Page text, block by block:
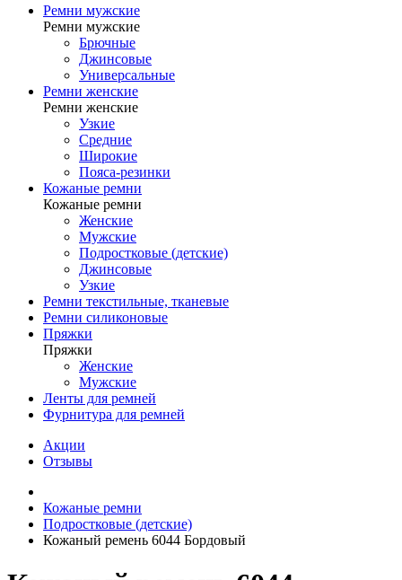
Ремни мужские
Ремни мужские
Брючные
Джинсовые
Универсальные
Ремни женские
Ремни женские
Узкие
Средние
Широкие
Пояса-резинки
Кожаные ремни
Кожаные ремни
Женские
Мужские
Подростковые (детские)
Джинсовые
Узкие
Ремни текстильные, тканевые
Ремни силиконовые
Пряжки
Пряжки
Женские
Мужские
Ленты для ремней
Фурнитура для ремней
Акции
Отзывы
Кожаные ремни
Подростковые (детские)
Кожаный ремень 6044 Бордовый